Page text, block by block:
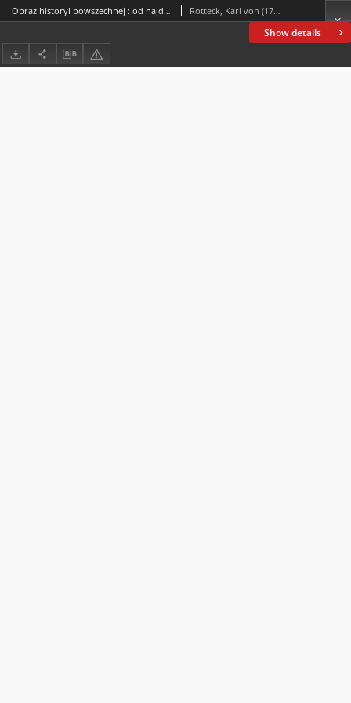
Show details
Obraz historyi powszechnej : od najdawniejszych do najnowszych czasów. T. 2 Rotteck, Karl von (1775-1840)